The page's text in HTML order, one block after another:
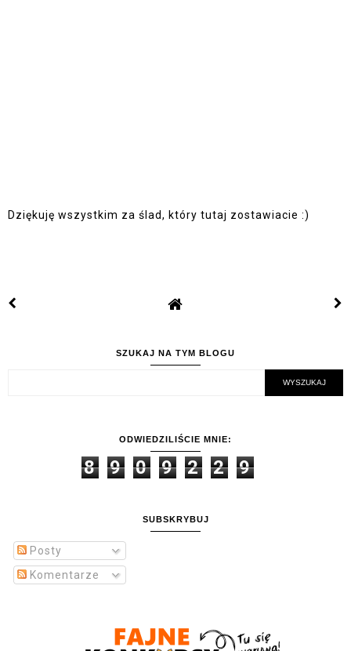
Dziękuję wszystkim za ślad, który tutaj zostawiacie :)
SZUKAJ NA TYM BLOGU
ODWIEDZILIŚCIE MNIE:
8 9 0 9 2 2 9
SUBSKRYBUJ
Posty
Komentarze